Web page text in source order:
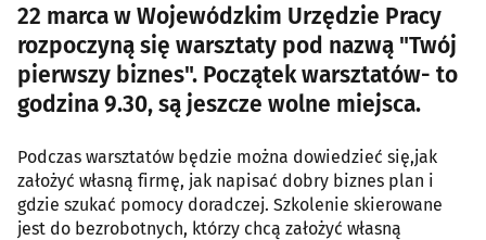
22 marca w Wojewódzkim Urzędzie Pracy
rozpoczyną się warsztaty pod nazwą "Twój
pierwszy biznes". Początek warsztatów- to
godzina 9.30, są jeszcze wolne miejsca.
Podczas warsztatów będzie można dowiedzieć się,jak
założyć własną firmę, jak napisać dobry biznes plan i
gdzie szukać pomocy doradczej. Szkolenie skierowane
jest do bezrobotnych, którzy chcą założyć własną